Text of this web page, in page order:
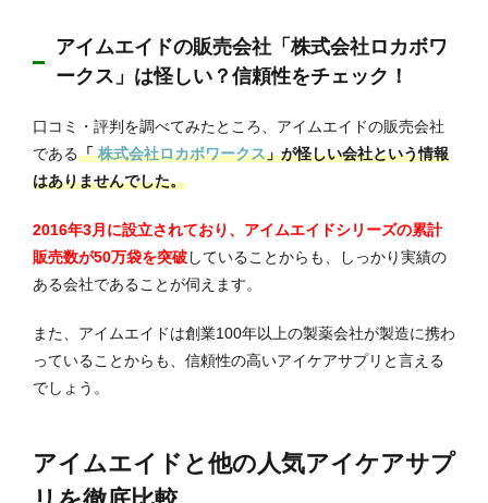
アイムエイドの販売会社「株式会社ロカボワ
ークス」は怪しい？信頼性をチェック！
口コミ・評判を調べてみたところ、アイムエイドの販売会社
である「株式会社ロカボワークス」が怪しい会社という情報
はありませんでした。
2016年3月に設立されており、アイムエイドシリーズの累計
販売数が50万袋を突破していることからも、しっかり実績の
ある会社であることが伺えます。
また、アイムエイドは創業100年以上の製薬会社が製造に携わ
っていることからも、信頼性の高いアイケアサプリと言える
でしょう。
アイムエイドと他の人気アイケアサプ